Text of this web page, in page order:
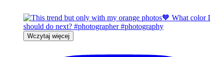
Wczytaj więcej